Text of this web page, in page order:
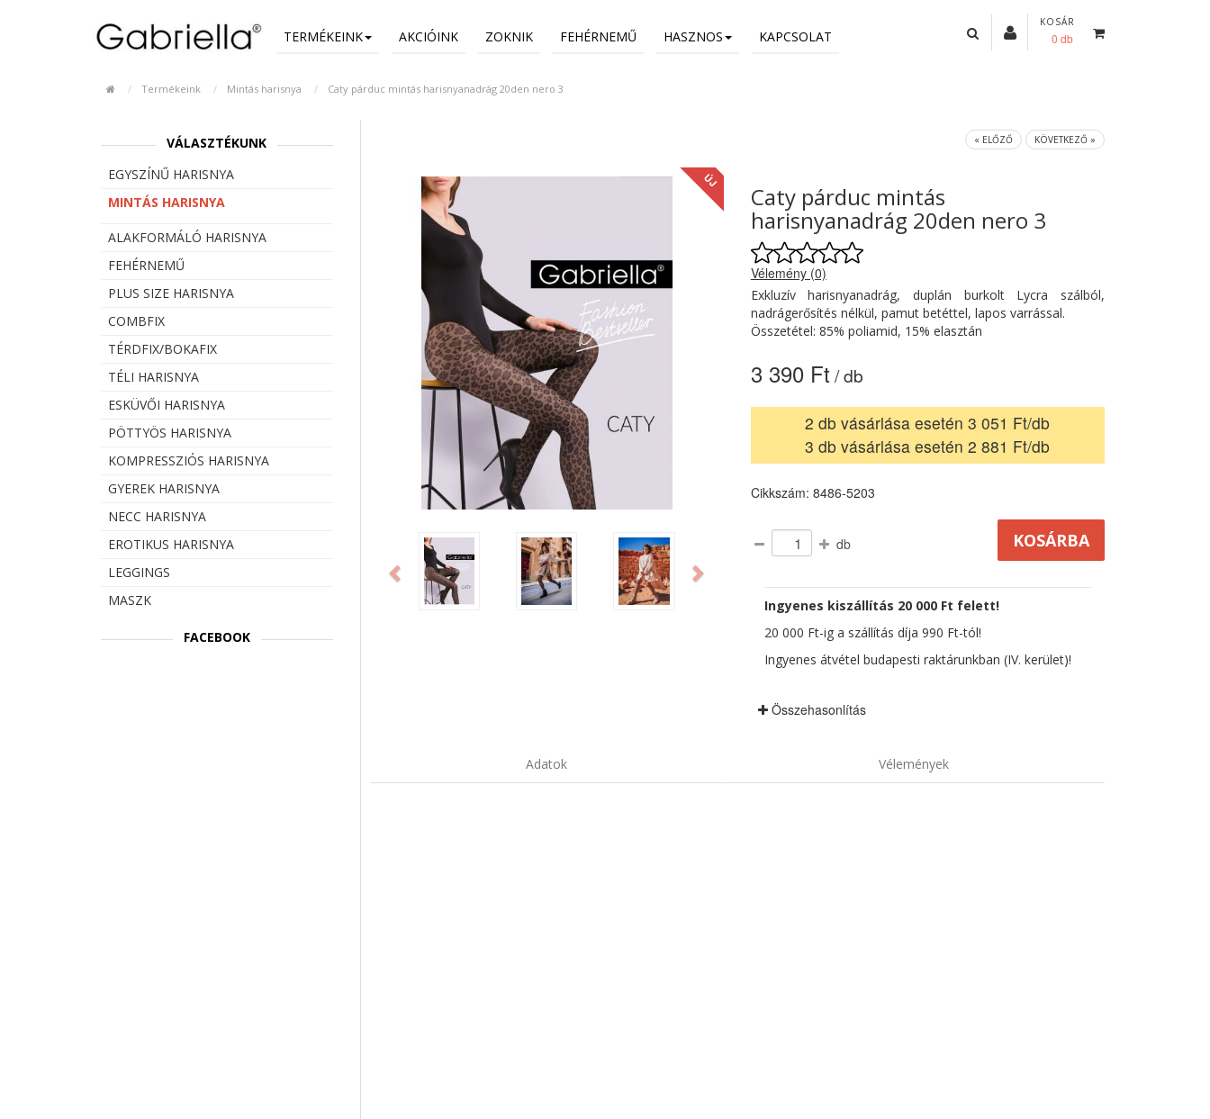
TERMÉKEINK AKCIÓINK ZOKNIK FEHÉRNEMŰ HASZNOS KAPCSOLAT
KOSÁR
0 db
Termékeink Mintás harisnya Caty párduc mintás harisnyanadrág 20den nero 3
VÁLASZTÉKUNK
EGYSZÍNŰ HARISNYA
MINTÁS HARISNYA
ALAKFORMÁLÓ HARISNYA
FEHÉRNEMŰ
PLUS SIZE HARISNYA
COMBFIX
TÉRDFIX/BOKAFIX
TÉLI HARISNYA
ESKÜVŐI HARISNYA
PÖTTYÖS HARISNYA
KOMPRESSZIÓS HARISNYA
GYEREK HARISNYA
NECC HARISNYA
EROTIKUS HARISNYA
LEGGINGS
MASZK
FACEBOOK
« ELŐZŐ KÖVETKEZŐ »
ÚJ
Previous Next
Caty párduc mintás
harisnyanadrág 20den nero 3
Vélemény (0)
Exkluzív harisnyanadrág, duplán burkolt Lycra szálból,
nadrágerősítés nélkül, pamut betéttel, lapos varrással.
Összetétel: 85% poliamid, 15% elasztán
3 390 Ft / db
2 db vásárlása esetén 3 051 Ft/db
3 db vásárlása esetén 2 881 Ft/db
Cikkszám: 8486-5203
db
Ingyenes kiszállítás 20 000 Ft felett!
20 000 Ft-ig a szállítás díja 990 Ft-tól!
Ingyenes átvétel budapesti raktárunkban (IV. kerület)!
Összehasonlítás
Adatok Vélemények